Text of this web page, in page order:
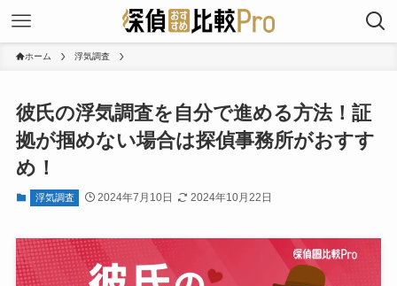
ホーム 浮気調査
彼氏の浮気調査を自分で進める方法！証
拠が掴めない場合は探偵事務所がおすす
め！
浮気調査 2024年7月10日 2024年10月22日